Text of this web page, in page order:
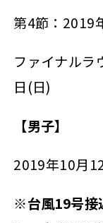
第4節：2019
ファイナル
日(日)
【男子】
2019年10月
※台風19号接